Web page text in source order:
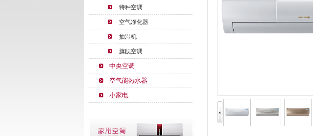
特种空调
空气净化器
抽湿机
旗舰空调
中央空调
空气能热水器
小家电